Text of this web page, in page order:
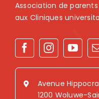
Association de
aux Cliniques
Avenue
1200 Woluwe-